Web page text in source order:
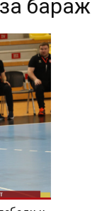
бараж